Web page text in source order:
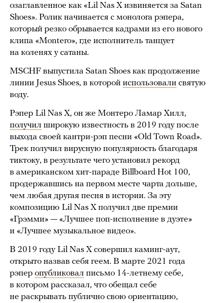
озаглавленное как «Lil Nas X извиняется за Satan
Shoes». Ролик начинается с монолога рэпера,
который резко обрывается кадрами из его нового
клипа «Montero», где исполнитель танцует
на коленях у сатаны.
MSCHF выпустила Satan Shoes как продолжение
линии Jesus Shoes, в которой использовали святую
воду.
Рэпер Lil Nas X, он же Монтеро Ламар Хилл,
получил широкую известность в 2019 году после
выхода своей кантри-рэп песни «Old Town Road».
Трек получил вирусную популярность благодаря
тиктоку, в результате чего установил рекорд
в американском хит-параде Billboard Hot 100,
продержавшись на первом месте чарта дольше,
чем любая другая песня в истории. За эту
композицию Lil Nas X получил две премии
«Грэмми» — «Лучшее поп-исполнение в дуэте»
и «Лучшее музыкальное видео».
В 2019 году Lil Nas X совершил каминг-аут,
открыто назвав себя геем. В марте 2021 года
рэпер опубликовал письмо 14-летнему себе,
в котором рассказал, что обещал себе
не раскрывать публично свою ориентацию,